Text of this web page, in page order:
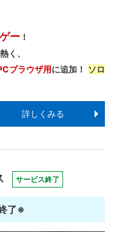
ー ！
く、
ブラウザ用に追加！
ソロ
詳しくみる
サービス終了
了※